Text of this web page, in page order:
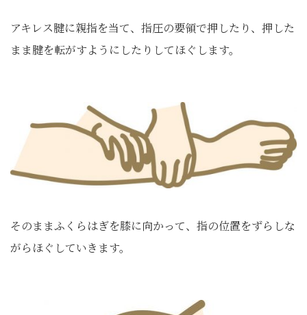
アキレス腱に親指を当て、指圧の要領で押したり、押した
まま腱を転がすようにしたりしてほぐします。
そのままふくらはぎを膝に向かって、指の位置をずらしな
がらほぐしていきます。